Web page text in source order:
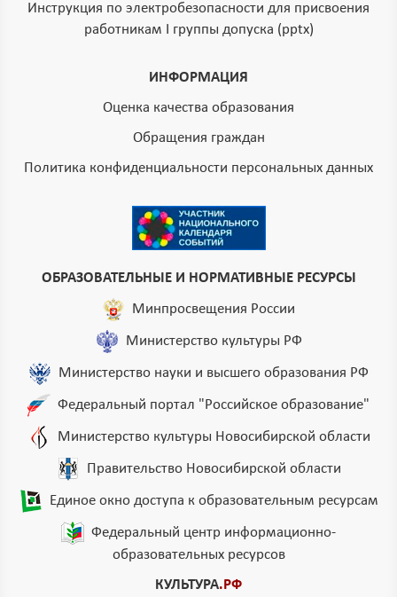
Инструкция по электробезопасности для присвоения
работникам I группы допуска (pptx)
ИНФОРМАЦИЯ
Оценка качества образования
Обращения граждан
Политика конфиденциальности персональных данных
ОБРАЗОВАТЕЛЬНЫЕ И НОРМАТИВНЫЕ РЕСУРСЫ
Минпросвещения России
Министерство культуры РФ
Министерство науки и высшего образования РФ
Федеральный портал "Российское образование"
Министерство культуры Новосибирской области
Правительство Новосибирской области
Единое окно доступа к образовательным ресурсам
Федеральный центр информационно-
образовательных ресурсов
КУЛЬТУРА.РФ